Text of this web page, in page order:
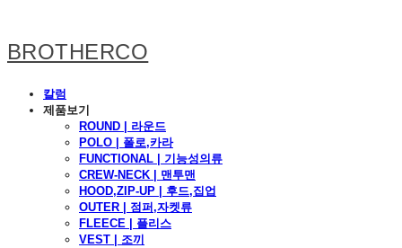
BROTHERCO
칼럼
제품보기
ROUND | 라운드
POLO | 폴로,카라
FUNCTIONAL | 기능성의류
CREW-NECK | 맨투맨
HOOD,ZIP-UP | 후드,집업
OUTER | 점퍼,자켓류
FLEECE | 플리스
VEST | 조끼